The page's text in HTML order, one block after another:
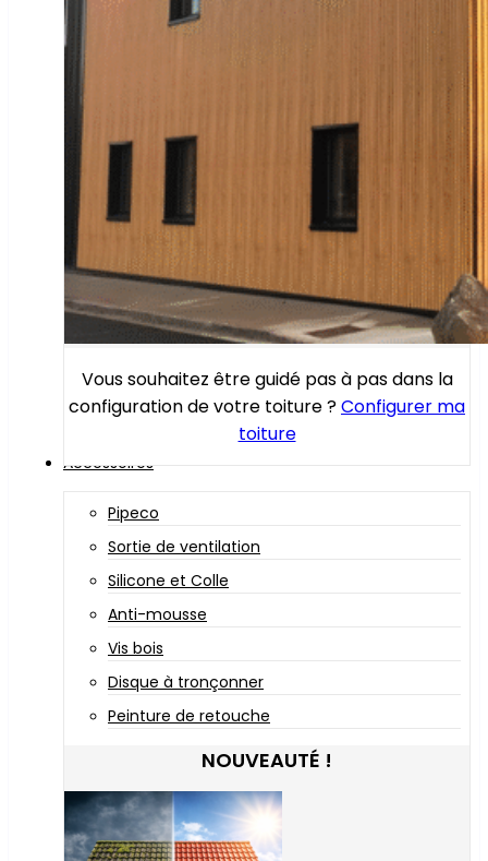
Vous souhaitez être guidé pas à pas dans la
configuration de votre toiture ?Configurer ma
toiture
Accessoires
Pipeco
Sortie de ventilation
Silicone et Colle
Anti-mousse
Vis bois
Disque à tronçonner
Peinture de retouche
NOUVEAUTÉ !